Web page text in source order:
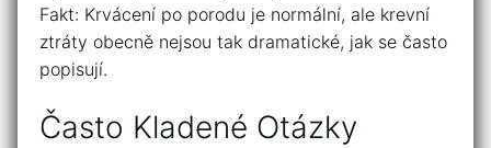
Fakt: Krvácení po porodu je normální, ale krevní
ztráty obecně nejsou tak dramatické, jak se často
popisují.
Často Kladené Otázky